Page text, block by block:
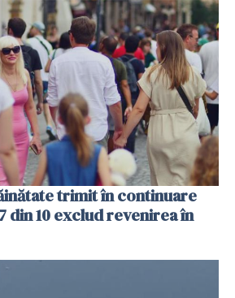
trimit în continuare
din 10 exclud revenirea în